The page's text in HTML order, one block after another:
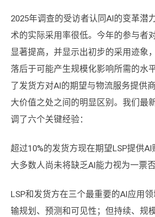
2025年调查的受访者认同AI的变革潜
术的实际采用率很低。今年的参与者
显著提高，并显示出初步的采用迹象
落后于可能产生规模化影响所需的水
了发货方对AI的期望与物流服务提供
大价值之处之间的明显区别。我们最
调了六个关键经验：
超过10%的发货方现在期望LSP提供
大多数人尚未将缺乏AI能力视为一票否
LSP和发货方在三个最重要的AI应用
输规划、预测和可见性；但持续、规